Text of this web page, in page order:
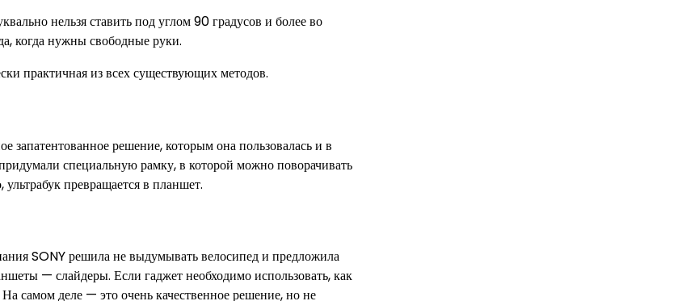
нельзя ставить под углом 90 градусов и более во
когда нужны свободные руки.
практичная из всех существующих методов.
запатентованное решение, которым она пользовалась и в
специальную рамку, в которой можно поворачивать
превращается в планшет.
SONY решила не выдумывать велосипед и предложила
— слайдеры. Если гаджет необходимо использовать, как
самом деле — это очень качественное решение, но не